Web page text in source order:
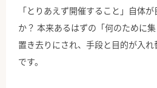
「とりあえず開催すること」自体
か？ 本来あるはずの「何のために
置き去りにされ、手段と目的が入れ
です。